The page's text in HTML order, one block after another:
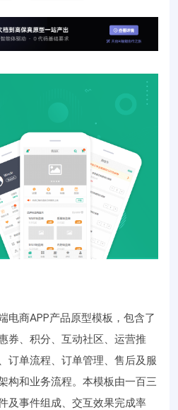
电商APP产品原型模板，包含了
券、积分、互动社区、运营推
订单流程、订单管理、售后及服
构和业务流程。本模板由一百三
及事件组成、交互效果完成率